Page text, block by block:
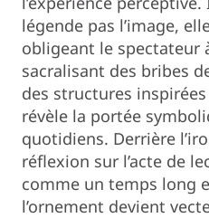
légende pas l’image,
obligeant le spectateur
sacralisant des bribes
des structures
révèle la portée
quotidiens. Derrière
réflexion sur l’acte de
comme un temps long
l’ornement devient